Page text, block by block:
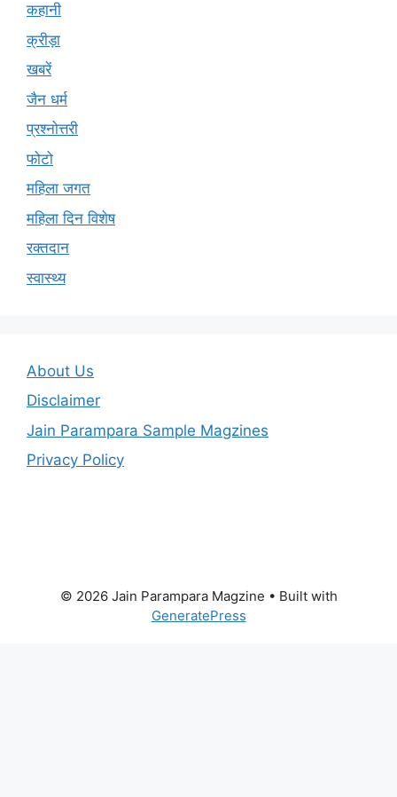
कहानी
क्रीड़ा
खबरें
जैन धर्म
प्रश्नोत्तरी
फोटो
महिला जगत
महिला दिन विशेष
रक्तदान
स्वास्थ्य
About Us
Disclaimer
Jain Parampara Sample Magzines
Privacy Policy
© 2026 Jain Parampara Magzine • Built with
GeneratePress